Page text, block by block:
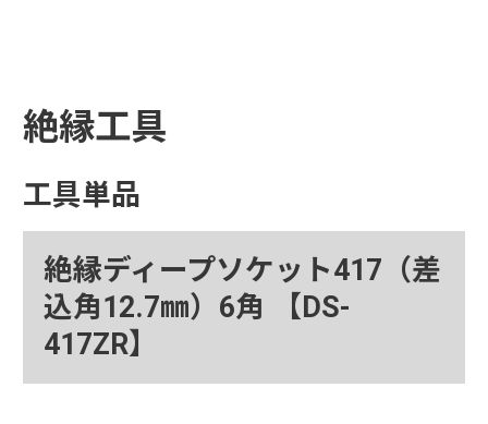
絶縁工具
工具単品
絶縁ディープソケット417（差
込角12.7㎜）6角 【DS-
417ZR】